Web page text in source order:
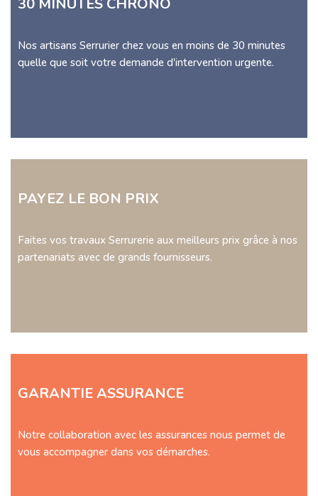
30 MINUTES CHRONO
Nos artisans Serrurier chez vous en moins de 30 minutes
quelle que soit votre demande d'intervention urgente.
PAYEZ LE BON PRIX
Faites vos travaux Serrurerie aux meilleurs prix grâce à nos
partenariats avec de grands fournisseurs.
GARANTIE ASSURANCE
Notre collaboration avec les assurances nous permet de
vous accompagner dans vos démarches.